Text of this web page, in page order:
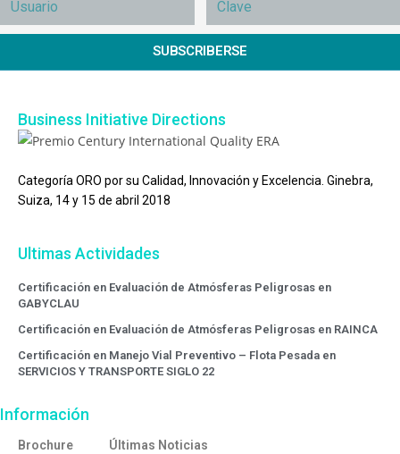
SUBSCRIBERSE
Business Initiative Directions
Categoría ORO por su Calidad, Innovación y Excelencia. Ginebra,
Suiza, 14 y 15 de abril 2018
Ultimas Actividades
Certificación en Evaluación de Atmósferas Peligrosas en
GABYCLAU
Certificación en Evaluación de Atmósferas Peligrosas en RAINCA
Certificación en Manejo Vial Preventivo – Flota Pesada en
SERVICIOS Y TRANSPORTE SIGLO 22
Información
Brochure Últimas Noticias